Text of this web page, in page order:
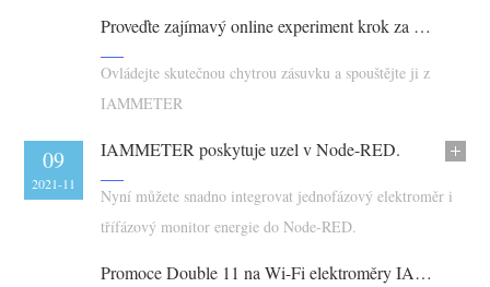
Systém řízení FV ohřevu
Domácí automatizace
Zdroje
Rychlý start produktu
Dokumentace
Výukové video
FAQ
Novinky
Blog
Komunita
Program přispěvatelů
Centrum přispěvatelů
Aktivity IAMMETER
Fórum
App Store
Řešení
Kontakt
O nás
net metering třífázového elektroměru
Proveďte zajímavý online experiment krok za krokem
Ovládejte skutečnou chytrou zásuvku a spouštějte ji z
IAMMETER
28
2021-11
IAMMETER poskytuje uzel v Node-RED.
Nyní můžete snadno integrovat jednofázový elektroměr i
třífázový monitor energie do Node-RED.
09
2021-11
Promoce Double 11 na Wi-Fi elektroměry IAMMETER a třífázové elektroměry